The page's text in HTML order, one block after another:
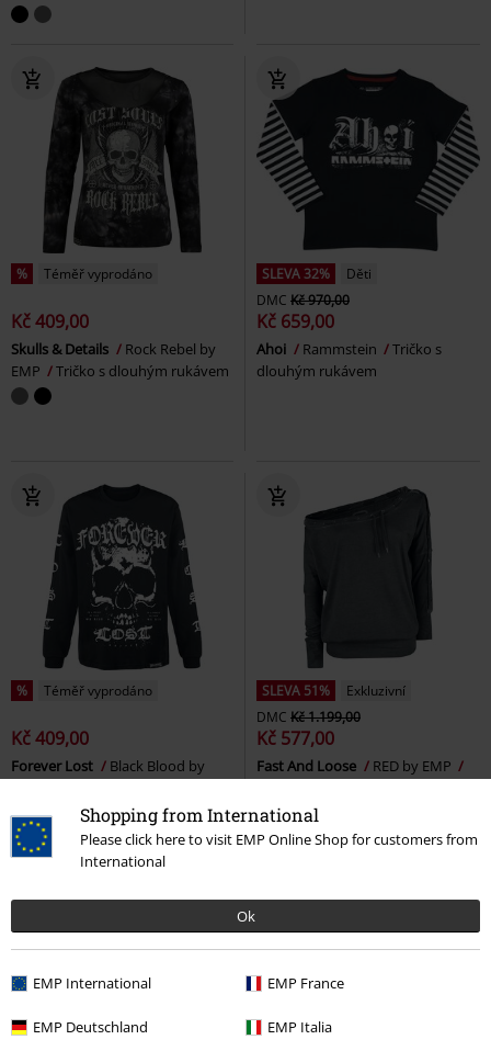
Shopping from International
Please click here to visit EMP Online Shop for customers from
International
Ok
EMP International EMP France
EMP Deutschland EMP Italia
% Téměř vyprodáno
Kč 409,00
Skulls & Details
Rock Rebel by
EMP
Tričko s dlouhým rukávem
SLEVA 32%
Děti
DMC Kč 970,00
Kč 659,00
Ahoi Rammstein
Tričko s
dlouhým rukávem
% Téměř vyprodáno
Kč 409,00
Forever Lost
Black Blood by
SLEVA 51%
Exkluzivní
DMC Kč 1.199,00
Kč 577,00
Fast And Loose
RED by EMP